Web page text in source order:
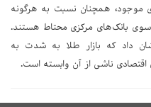
موجود، همچنان نسبت به هرگونه
بانک‌های مرکزی محتاط هستند.
داد که بازار طلا به شدت به
ناشی از آن وابسته است.